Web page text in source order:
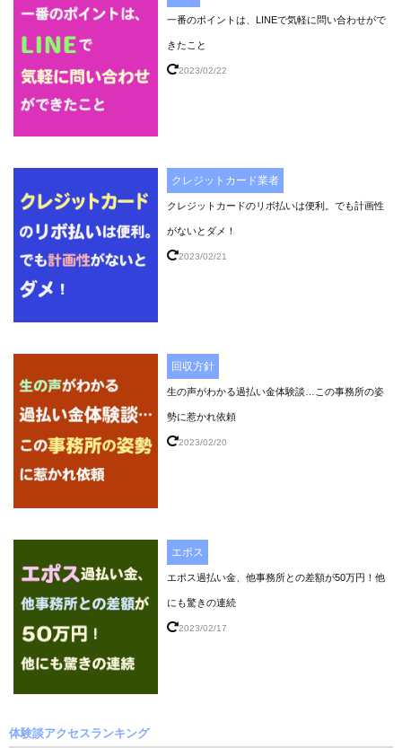
一番のポイントは、LINEで気軽に問い合わせがで
きたこと
2023/02/22
クレジットカード業者
クレジットカードのリボ払いは便利。でも計画性
がないとダメ！
2023/02/21
回収方針
生の声がわかる過払い金体験談…この事務所の姿
勢に惹かれ依頼
2023/02/20
エポス
エポス過払い金、他事務所との差額が50万円！他
にも驚きの連続
2023/02/17
体験談アクセスランキング